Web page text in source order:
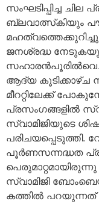
സംഘടിപ്പിച്ച ചില
ബ്ലവാത്സ്‌കിയും
ജനശ്രദ്ധ
ആദ്യ കൂടിക്കാഴ്ച
മീററ്റിലേക്ക്
പ്രസംഗങ്ങളില്‍
സ്വാമിജിയുടെ
പരിചയപ്പെടുത്തി.
പൂര്‍ണസന്നദ്ധത
സ്വാമിജി
കത്തില്‍